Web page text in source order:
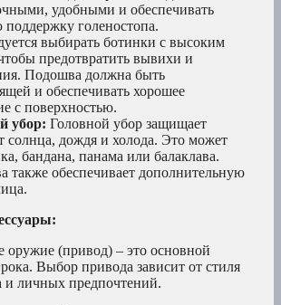
удобными и обеспечивать
голеностопа.
выбирать ботинки с высоким
предотвратить вывихи и
Подошва должна быть
и обеспечивать хорошее
с поверхностью.
убор: Головной убор защищает
солнца, дождя и холода. Это может
бандана, панама или балаклава.
также обеспечивает дополнительную
оружие (привод) – это основной
Выбор привода зависит от стиля
личных предпочтений.